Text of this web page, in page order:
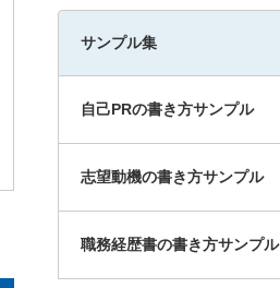
サンプル集
自己PRの書き方サンプル
志望動機の書き方サンプル
職務経歴書の書き方サンプル